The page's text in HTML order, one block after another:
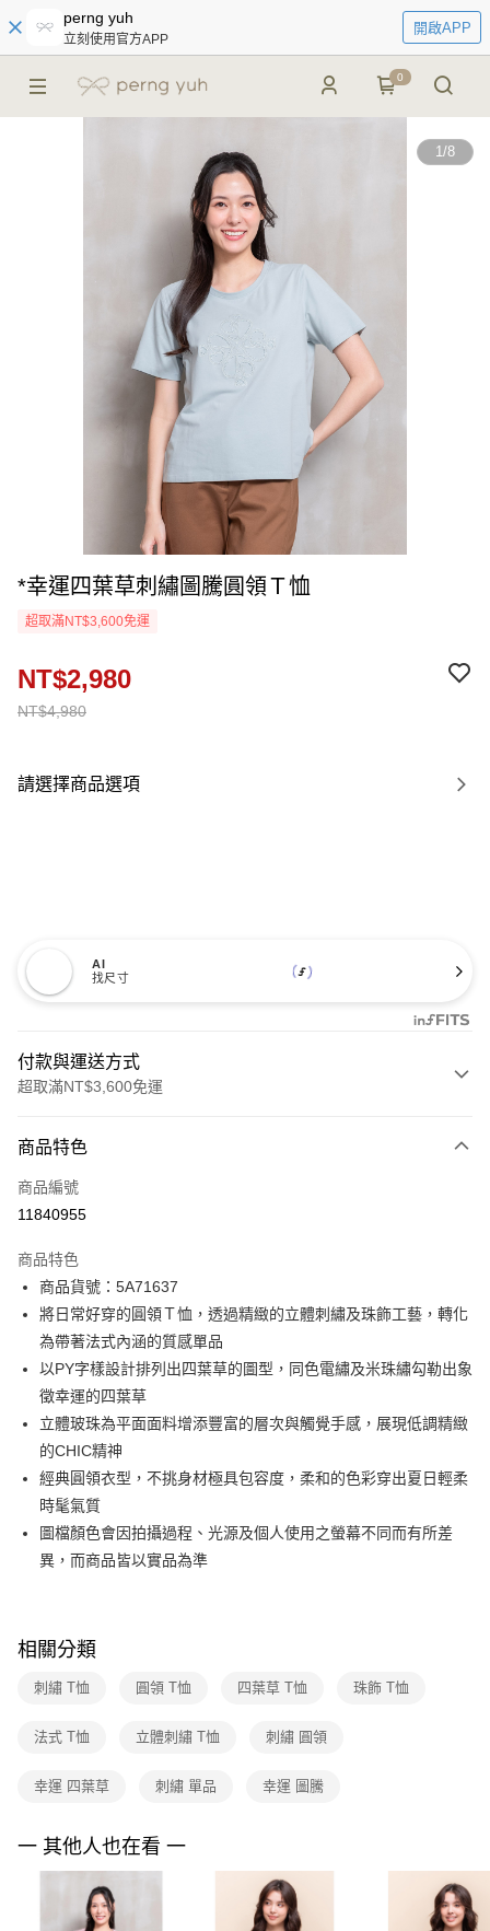
perng yuh
立刻使用官方APP
開啟APP
0
1/8
*幸運四葉草刺繡圖騰圓領Ｔ恤
超取滿NT$3,600免運
NT$4,980
NT$2,980
請選擇商品選項
AI
找尺寸
付款與運送方式
超取滿NT$3,600免運
信用卡一次付款
信用卡分期付款
合作金庫商業銀行
華南商業銀行
上海商業儲蓄銀行
台北富邦商業銀行
國泰世華商業銀行
臺灣中小企業銀行
台中商業銀行
匯豐（台灣）商業銀行
聯邦商業銀行
元大商業銀行
永豐商業銀行
玉山商業銀行
台新國際商業銀行
中國信託商業銀行
台灣樂天信用卡公司
LINE Pay
Apple Pay
AFTEE先享後付
相關說明
【關於「AFTEE先享後付」】
AFTEE先享後付是「在收到商品之後才付款」的支付方式。 讓您購物簡單
便利好安心！
１．簡單：不需註冊會員、不需綁卡、不需儲值。
２．便利：只要手機號碼，簡訊認證，即可結帳。
２．訂單成立數日內，您將收到繳費通知簡訊。
ATM／網路銀行／等多元方式進行付款，方視為交易完成。
後付繳納相關費用。
是否繳費成功／繳費後需取消欲退款等相關疑問，請聯繫「AFTEE先享後付
【注意事項】
易，需依本服務之必要範圍內提供個人資料，並將交易相關給付款項請求債
權轉讓予恩沛科技股份有限公司。
２．關於個人資料處理事宜，請瀏覽以下網址：
付款後全家FamilyMart取貨
每筆NT$90，滿NT$3,600(含以上)免運費
黑貓宅配
每筆NT$200，滿NT$8,000(含以上)免運費
付款後門市自取
商品特色
商品編號
11840955
商品特色
商品貨號：5A71637
將日常好穿的圓領Ｔ恤，透過精緻的立體刺繡及珠飾工藝，轉化
為帶著法式內涵的質感單品
以PY字樣設計排列出四葉草的圖型，同色電繡及米珠繡勾勒出象
徵幸運的四葉草
立體玻珠為平面面料增添豐富的層次與觸覺手感，展現低調精緻
的CHIC精神
經典圓領衣型，不挑身材極具包容度，柔和的色彩穿出夏日輕柔
時髦氣質
圖檔顏色會因拍攝過程、光源及個人使用之螢幕不同而有所差
異，而商品皆以實品為準
相關分類
刺繡 T恤 圓領 T恤 四葉草 T恤 珠飾 T恤
法式 T恤 立體刺繡 T恤 刺繡 圓領
幸運 四葉草 刺繡 單品 幸運 圖騰
一 其他人也在看 一